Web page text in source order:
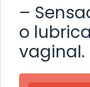
–
o
vaginal.